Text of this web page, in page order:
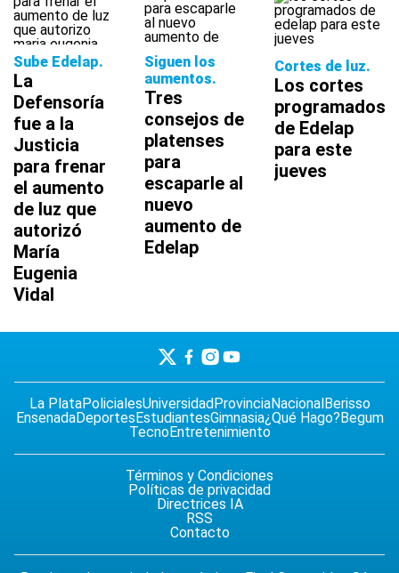
Sube Edelap
La
Defensoría
fue a la
Justicia
para frenar
el aumento
de luz que
autorizó
María
Eugenia
Vidal
Siguen los
aumentos
Tres
consejos de
platenses
para
escaparle al
nuevo
aumento de
Edelap
Cortes de luz
Los cortes
programados
de Edelap
para este
jueves
La PlataPolicialesUniversidad ProvinciaNacional Berisso
EnsenadaDeportes EstudiantesGimnasia¿Qué Hago? Begum
TecnoEntretenimiento
Términos y Condiciones
Políticas de privacidad
Directrices IA
RSS
Contacto